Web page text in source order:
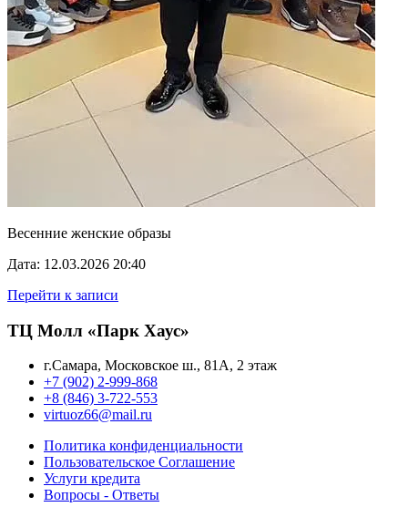
Весенние женские образы
Дата: 12.03.2026 20:40
Перейти к записи
ТЦ Молл «Парк Хаус»
г.Самара, Московское ш., 81А, 2 этаж
+7 (902) 2-999-868
+8 (846) 3-722-553
virtuoz66@mail.ru
Политика конфиденциальности
Пользовательское Cоглашение
Услуги кредита
Вопросы - Ответы